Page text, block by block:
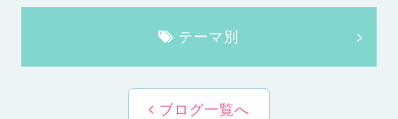
テーマ別
ブログ一覧へ